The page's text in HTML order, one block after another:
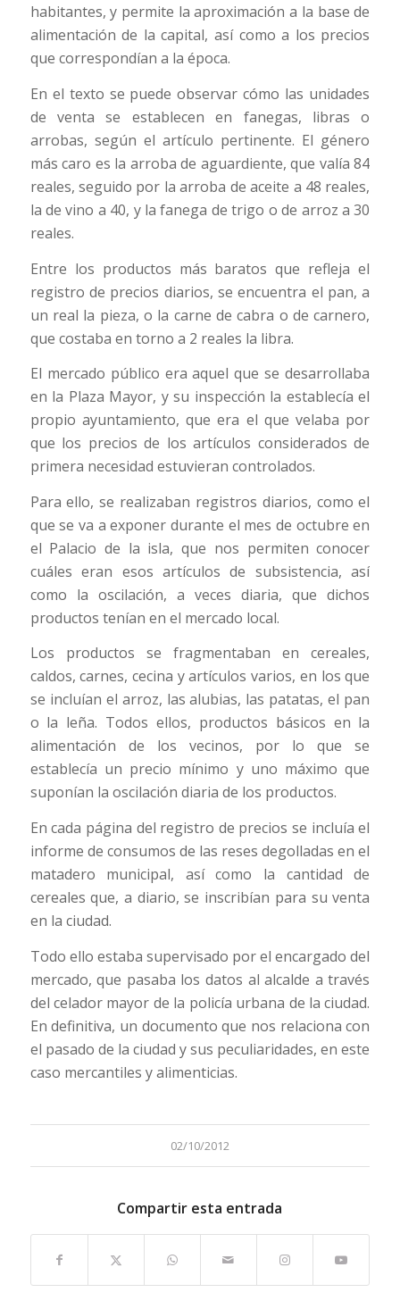
habitantes, y permite la aproximación a la base de
alimentación de la capital, así como a los precios
que correspondían a la época.
En el texto se puede observar cómo las unidades
de venta se establecen en fanegas, libras o
arrobas, según el artículo pertinente. El género
más caro es la arroba de aguardiente, que valía 84
reales, seguido por la arroba de aceite a 48 reales,
la de vino a 40, y la fanega de trigo o de arroz a 30
reales.
Entre los productos más baratos que refleja el
registro de precios diarios, se encuentra el pan, a
un real la pieza, o la carne de cabra o de carnero,
que costaba en torno a 2 reales la libra.
El mercado público era aquel que se desarrollaba
en la Plaza Mayor, y su inspección la establecía el
propio ayuntamiento, que era el que velaba por
que los precios de los artículos considerados de
primera necesidad estuvieran controlados.
Para ello, se realizaban registros diarios, como el
que se va a exponer durante el mes de octubre en
el Palacio de la isla, que nos permiten conocer
cuáles eran esos artículos de subsistencia, así
como la oscilación, a veces diaria, que dichos
productos tenían en el mercado local.
Los productos se fragmentaban en cereales,
caldos, carnes, cecina y artículos varios, en los que
se incluían el arroz, las alubias, las patatas, el pan
o la leña. Todos ellos, productos básicos en la
alimentación de los vecinos, por lo que se
establecía un precio mínimo y uno máximo que
suponían la oscilación diaria de los productos.
En cada página del registro de precios se incluía el
informe de consumos de las reses degolladas en el
matadero municipal, así como la cantidad de
cereales que, a diario, se inscribían para su venta
en la ciudad.
Todo ello estaba supervisado por el encargado del
mercado, que pasaba los datos al alcalde a través
del celador mayor de la policía urbana de la ciudad.
En definitiva, un documento que nos relaciona con
el pasado de la ciudad y sus peculiaridades, en este
caso mercantiles y alimenticias.
02/10/2012
Compartir esta entrada